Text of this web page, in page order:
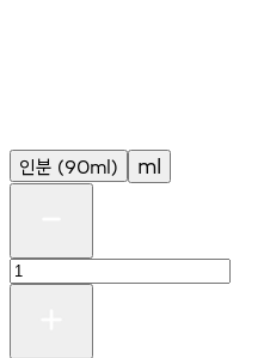
인분 (90ml) ml